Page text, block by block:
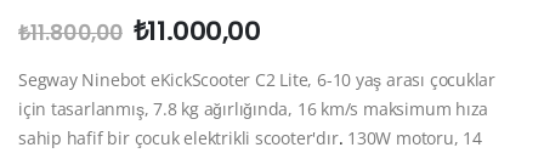
₺11.800,00 ₺11.000,00
Segway Ninebot eKickScooter C2 Lite, 6-10 yaş arası çocuklar
için tasarlanmış, 7.8 kg ağırlığında, 16 km/s maksimum hıza
sahip hafif bir çocuk elektrikli scooter'dır. 130W motoru, 14